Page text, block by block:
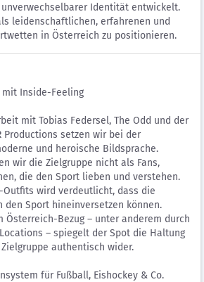
Identität entwickelt.
leidenschaftlichen, erfahrenen und
in Österreich zu positionieren.
Inside-Feeling
mit Tobias Federsel, The Odd und der
Productions setzen wir bei der
und heroische Bildsprache.
wir die Zielgruppe nicht als Fans,
die den Sport lieben und verstehen.
Outfits wird verdeutlicht, dass die
Sport hineinversetzen können.
Österreich-Bezug – unter anderem durch
– spiegelt der Spot die Haltung
authentisch wider.
für Fußball, Eishockey & Co.